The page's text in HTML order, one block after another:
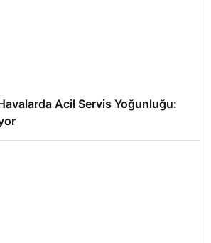
Havalarda Acil Servis Yoğunluğu: